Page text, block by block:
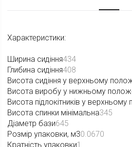
Характеристики:
Ширина сидіння434
Глибина сидіння408
Висота сидіння у верхньому
Висота виробу у нижньому
Висота підлокітників у верхньому
Висота спинки мінімальна345
Діаметр бази645
Розмір упаковки, м30.0670
Кратність упаковки1